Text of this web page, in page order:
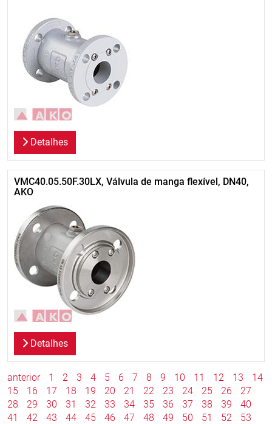
Detalhes
VMC40.05.50F.30LX, Válvula de manga flexível, DN40,
AKO
Detalhes
anterior 1 2 3 4 5 6 7 8 9 10 11 12 13
14
15
16 17 18 19 20 21 22 23 24 25 26
27
28
29 30 31 32 33 34 35 36 37 38 39
40
41
42 43 44 45 46 47 48 49 50 51 52
53